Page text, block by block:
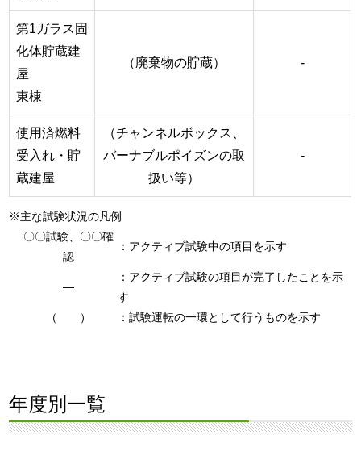
第1ガラス固
化体貯蔵建
屋
東棟
（廃棄物の貯蔵） -
使用済燃料
受入れ・貯
蔵建屋
（チャンネルボックス、
バーナブルポイズンの取
扱い等）
-
※主な試験状況の凡例
〇〇試験、〇〇確
認
：アクティブ試験中の項目を示す
―
：アクティブ試験の項目が完了したことを示
す
（ ）
：試験運転の一環として行うものを示す
年度別一覧